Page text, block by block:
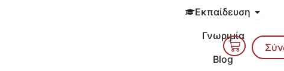
Εκπαίδευση Open
Γνωριμία
Blog
Cart